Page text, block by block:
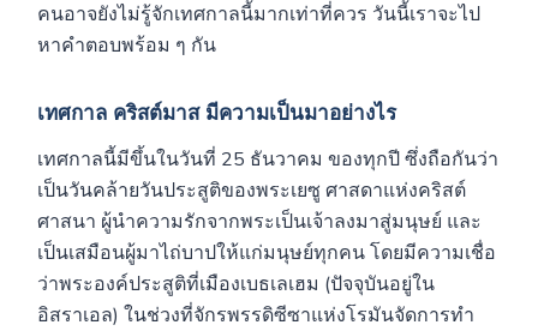
คนอาจยังไม่รู้จักเทศกาลนี้มากเท่าที่ควร วันนี้เราจะไป
หาคำตอบพร้อม ๆ กัน
เทศกาล คริสต์มาสมีความเป็นมาอย่างไร
เทศกาลนี้มีขึ้นในวันที่ 25 ธันวาคม ของทุกปี ซึ่งถือกันว่า
เป็นวันคล้ายวันประสูติของพระเยซู ศาสดาแห่งคริสต์
ศาสนา ผู้นำความรักจากพระเป็นเจ้าลงมาสู่มนุษย์ และ
เป็นเสมือนผู้มาไถ่บาปให้แก่มนุษย์ทุกคน โดยมีความเชื่อ
ว่าพระองค์ประสูติที่เมืองเบธเลเฮม (ปัจจุบันอยู่ใน
อิสราเอล) ในช่วงที่จักรพรรดิซีซาแห่งโรมันจัดการทำ